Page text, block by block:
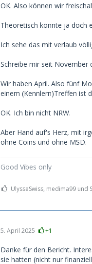
OK. Also können wir
Theoretisch könnte ja doch
Ich sehe das mit verlaub
Schreibe mir seit November
Wir haben April. Also fünf
einem (Kennlern)Treffen ist
OK. Ich bin nicht NRW.
Aber Hand auf's Herz, mit
ohne Coins und ohne MSD.
Good Vibes only
UlysseSwiss, medima99 und
5. April 2025 +1
Danke für den Bericht.
sie hatten (nicht nur